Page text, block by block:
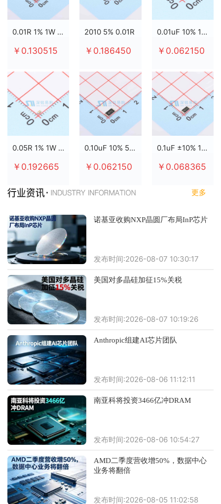
0.01R 1% 1W 2512
￥0.130515
2010 5% 0.01R
￥0.186450
0.01uF 10% 100V X7R 0603
￥0.062150
0.05R 1% 1W 2512
￥0.192665
0.10uF 10% 50V X7R 0805
￥0.062150
0.1uF ±10% 100V X7R 0805
￥0.068365
更多
诺基亚收购NXP晶圆厂布局InP芯片
发布时间:2026-08-07 10:30:17
美国对多晶硅加征15%关税
发布时间:2026-08-07 10:19:26
Anthropic组建AI芯片团队
发布时间:2026-08-06 11:12:11
南亚科将投资3466亿冲DRAM
发布时间:2026-08-06 10:54:27
AMD二季度营收增50%，数据中心
业务将翻倍
发布时间:2026-08-05 11:02:58